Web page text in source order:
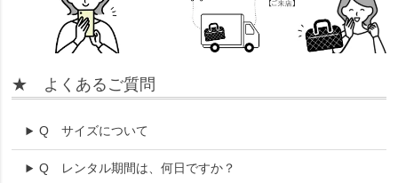
★ よくあるご質問
Q サイズについて
Q レンタル期間は、何日ですか？